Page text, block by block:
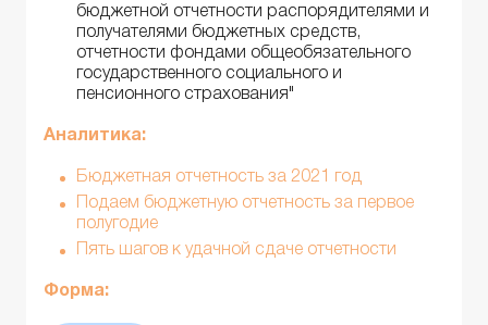
бюджетной отчетности распорядителями и
получателями бюджетных средств,
отчетности фондами общеобязательного
государственного социального и
пенсионного страхования"
Аналитика:
Бюджетная отчетность за 2021 год
Подаем бюджетную отчетность за первое
полугодие
Пять шагов к удачной сдаче отчетности
Форма: